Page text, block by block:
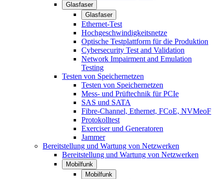
Glasfaser
Glasfaser
Ethernet-Test
Hochgeschwindigkeitsnetze
Optische Testplattform für die Produktion
Cybersecurity Test and Validation
Network Impairment and Emulation
Testing
Testen von Speichernetzen
Testen von Speichernetzen
Mess- und Prüftechnik für PCIe
SAS und SATA
Fibre-Channel, Ethernet, FCoE, NVMeoF
Protokolltest
Exerciser und Generatoren
Jammer
Bereitstellung und Wartung von Netzwerken
Bereitstellung und Wartung von Netzwerken
Mobilfunk
Mobilfunk